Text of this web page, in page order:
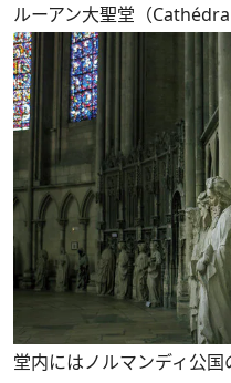
ルーアン大聖堂（
堂内にはノルマンディ公